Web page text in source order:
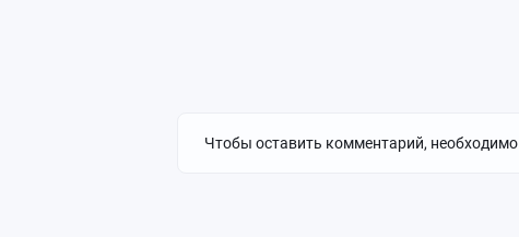
Чтобы оставить комментарий, необходимо